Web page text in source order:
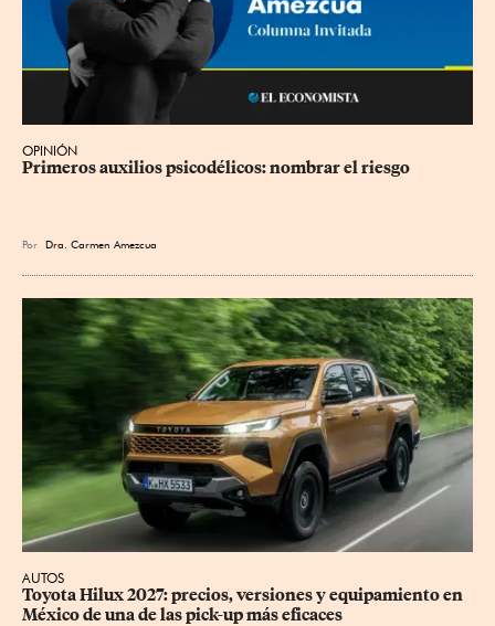
OPINIÓN
Primeros auxilios psicodélicos: nombrar el riesgo
Por Dra. Carmen Amezcua
AUTOS
Toyota Hilux 2027: precios, versiones y equipamiento en
México de una de las pick-up más eficaces